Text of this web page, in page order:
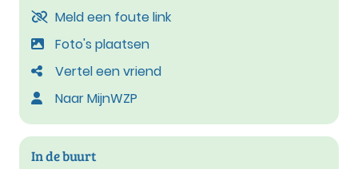
Meld een foute link
Foto's plaatsen
Vertel een vriend
Naar MijnWZP
In de buurt